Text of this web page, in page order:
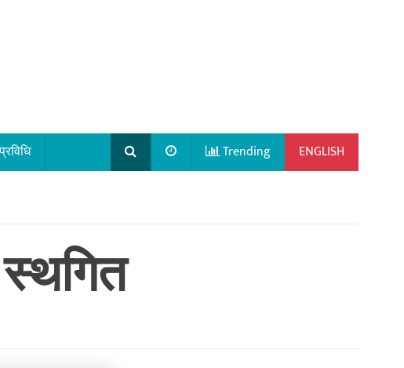
Trending ENGLISH